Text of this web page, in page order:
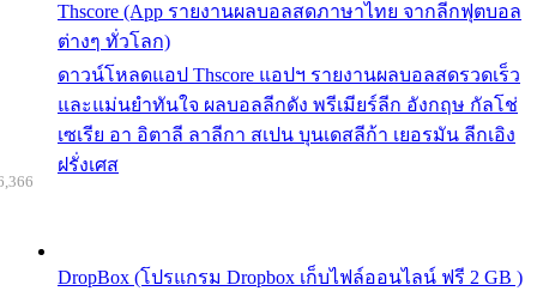
Thscore (App รายงานผลบอลสดภาษาไทย จากลีกฟุตบอล
ต่างๆ ทั่วโลก)
ดาวน์โหลดแอป Thscore แอปฯ รายงานผลบอลสดรวดเร็ว
และแม่นยำทันใจ ผลบอลลีกดัง พรีเมียร์ลีก อังกฤษ กัลโช่
เซเรีย อา อิตาลี ลาลีกา สเปน บุนเดสลีก้า เยอรมัน ลีกเอิง
ฝรั่งเศส
DropBox (โปรแกรม Dropbox เก็บไฟล์ออนไลน์ ฟรี 2 GB )